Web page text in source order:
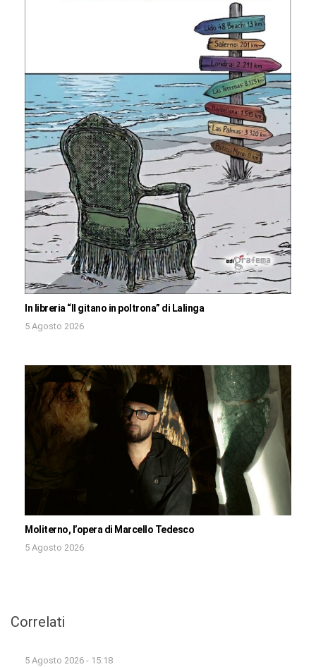
In libreria “Il gitano in poltrona” di Lalinga
5 Agosto 2026
Moliterno, l’opera di Marcello Tedesco
5 Agosto 2026
Correlati
5 Agosto 2026 - 15:18